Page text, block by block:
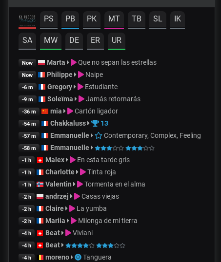
PS PB PK MT TB SL IK
SA MW DE ER UR
Now Marta Que no sepan las estrellas
Now Philippe Naipe
-6 m Gregory Estudiante
-9 m Soleïma Jamás retornarás
-36 m mia Cartón ligador
-54 m Chakkaluss 13
-57 m Emmanuelle Contemporary, Complex, Feeling
-58 m Emmanuelle
-1 h Malex En esta tarde gris
-1 h Charlotte Tinta roja
-1 h Valentin Tormenta en el alma
-2 h andrzej Casas viejas
-2 h Claire La yumba
-2 h Mariia Milonga de mi tierra
-4 h Beat Viviani
-4 h Beat
-4 h moreno Tanguera